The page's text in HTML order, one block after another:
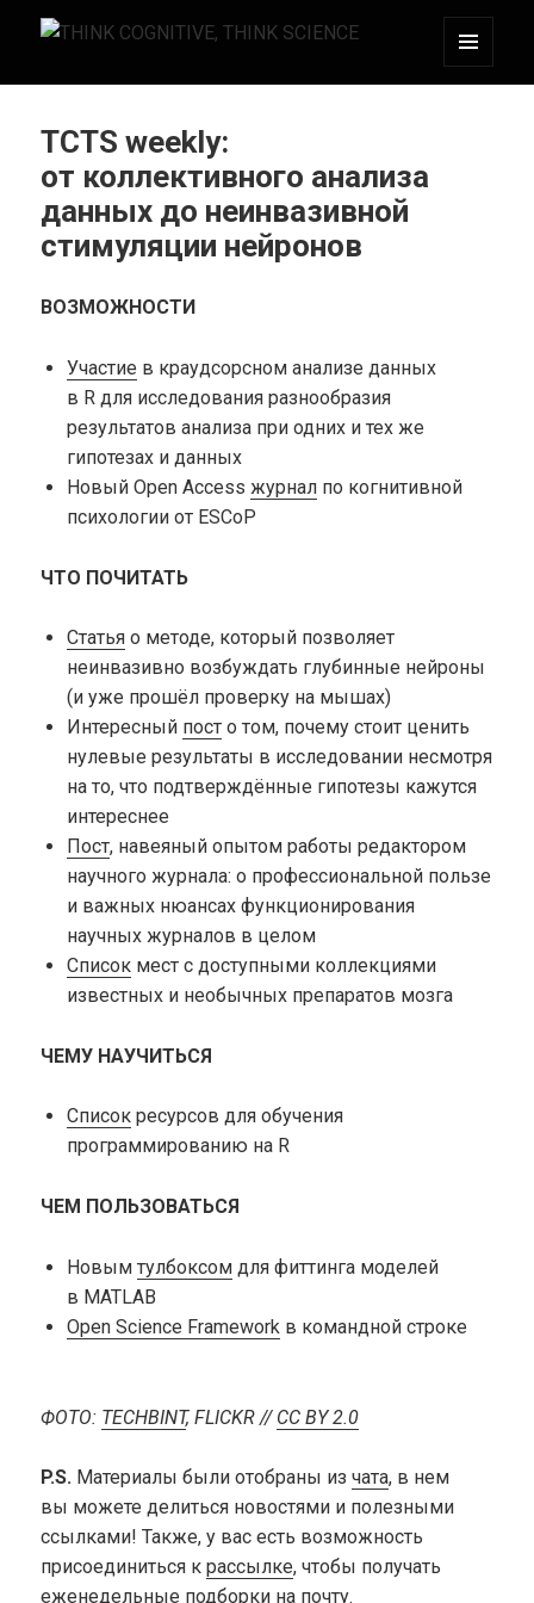
THINK COGNITIVE, THINK SCIENCE
TCTS weekly:
от коллективного анализа
данных до неинвазивной
стимуляции нейронов
ВОЗМОЖНОСТИ
Участие в краудсорсном анализе данных
в R для исследования разнообразия
результатов анализа при одних и тех же
гипотезах и данных
Новый Open Access журналпо когнитивной
психологии от ESCoP
ЧТО ПОЧИТАТЬ
Статьяо методе, который позволяет
неинвазивно возбуждать глубинные нейроны
(и уже прошёл проверку на мышах)
Интересный посто том, почему стоит ценить
нулевые результаты в исследовании несмотря
на то, что подтверждённые гипотезы кажутся
интереснее
Пост, навеяный опытом работы редактором
научного журнала: о профессиональной пользе
и важных нюансах функционирования
научных журналов в целом
Списокмест с доступными коллекциями
известных и необычных препаратов мозга
ЧЕМУ НАУЧИТЬСЯ
Списокресурсов для обучения
программированию на R
ЧЕМ ПОЛЬЗОВАТЬСЯ
Новым тулбоксомдля фиттинга моделей
в MATLAB
Open Science Framework в командной строке
ФОТО: TECHBINT, FLICKR // CC BY 2.0
P.S. Материалы были отобраны изчата, в нем
вы можете делиться новостями и полезными
ссылками! Также, у вас есть возможность
присоединиться крассылке, чтобы получать
еженедельные подборки на почту.